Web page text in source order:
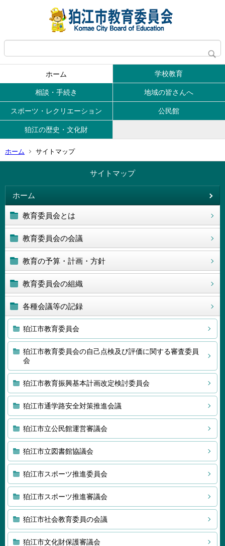
ホーム 学校教育
相談・手続き 地域の皆さんへ
スポーツ・レクリエーション 公民館
狛江の歴史・文化財
ホーム サイトマップ
サイトマップ
ホーム
教育委員会とは
教育委員会の会議
教育の予算・計画・方針
教育委員会の組織
各種会議等の記録
狛江市教育委員会
狛江市教育委員会の自己点検及び評価に関する審査委員
会
狛江市教育振興基本計画改定検討委員会
狛江市通学路安全対策推進会議
狛江市立公民館運営審議会
狛江市立図書館協議会
狛江市スポーツ推進委員会
狛江市スポーツ推進審議会
狛江市社会教育委員の会議
狛江市文化財保護審議会